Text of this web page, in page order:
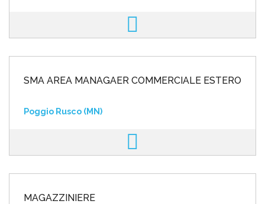
SMA AREA MANAGAER COMMERCIALE ESTERO
Poggio Rusco (MN)
MAGAZZINIERE